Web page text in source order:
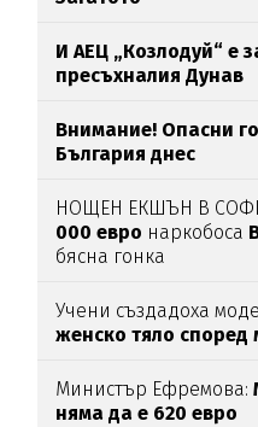
И АЕЦ „Козлодуй“ е
пресъхналия Дунав
Внимание! Опасни
България днес
НОЩЕН ЕКШЪН В
000 евро наркобоса
бясна гонка
Учени създадоха
женско тяло според
Министър Ефремова:
няма да е 620 евро